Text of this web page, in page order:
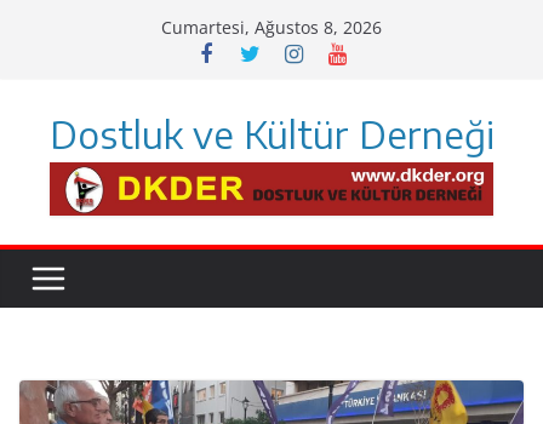
Cumartesi, Ağustos 8, 2026
Dostluk ve Kültür Derneği